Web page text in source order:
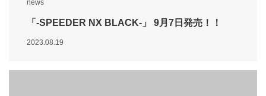
news
「-SPEEDER NX BLACK-」 9月7日発売！！
2023.08.19